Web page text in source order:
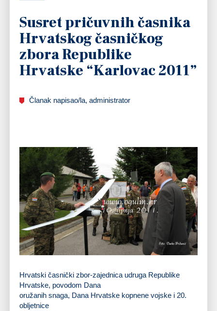
Susret pričuvnih časnika
Hrvatskog časničkog
zbora Republike
Hrvatske “Karlovac 2011”
Članak napisao/la, administrator
Hrvatski časnički zbor-zajednica udruga Republike
Hrvatske, povodom Dana
oružanih snaga, Dana Hrvatske kopnene vojske i 20.
obljetnice